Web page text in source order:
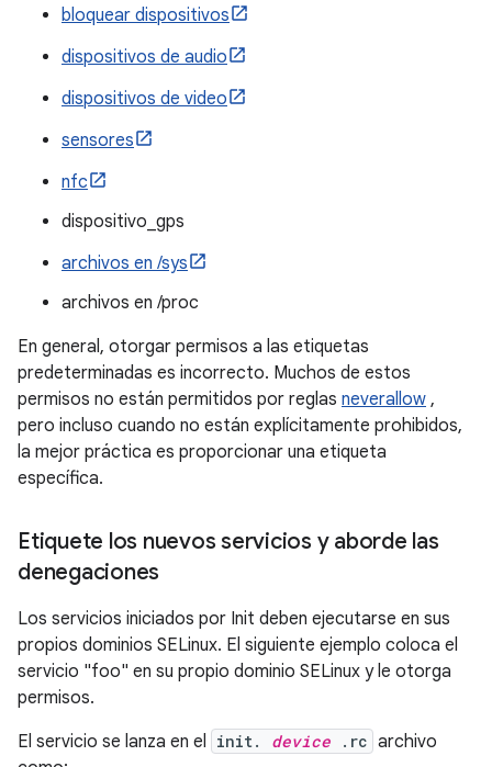
bloquear dispositivos
dispositivos de audio
dispositivos de video
sensores
nfc
dispositivo_gps
archivos en /sys
archivos en /proc
En general, otorgar permisos a las etiquetas
predeterminadas es incorrecto. Muchos de estos
permisos no están permitidos por reglas neverallow ,
pero incluso cuando no están explícitamente prohibidos,
la mejor práctica es proporcionar una etiqueta
específica.
Etiquete los nuevos servicios y aborde las
denegaciones
Los servicios iniciados por Init deben ejecutarse en sus
propios dominios SELinux. El siguiente ejemplo coloca el
servicio "foo" en su propio dominio SELinux y le otorga
permisos.
El servicio se lanza en el init. device .rc archivo